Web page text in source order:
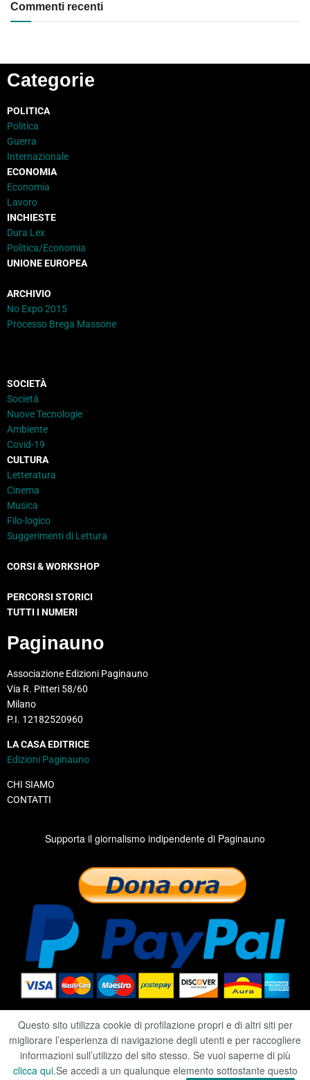
Commenti recenti
Categorie
POLITICA
Politica
Guerra
Internazionale
ECONOMIA
Economia
Lavoro
INCHIESTE
Dura Lex
Politica/Economia
UNIONE EUROPEA
ARCHIVIO
No Expo 2015
Processo Brega Massone
SOCIETÀ
Società
Nuove Tecnologie
Ambiente
Covid-19
CULTURA
Letteratura
Cinema
Musica
Filo-logico
Suggerimenti di Lettura
CORSI & WORKSHOP
PERCORSI STORICI
TUTTI I NUMERI
Paginauno
Associazione Edizioni Paginauno
Via R. Pitteri 58/60
Milano
P.I. 12182520960
LA CASA EDITRICE
Edizioni Paginauno
CHI SIAMO
CONTATTI
Supporta il giornalismo indipendente di Paginauno
2020 ©RIVISTA PAGINAUNO
Questo sito utilizza cookie di profilazione propri e di altri siti per
migliorare l’esperienza di navigazione degli utenti e per raccogliere
informazioni sull’utilizzo del sito stesso. Se vuoi saperne di più
clicca qui.Se accedi a un qualunque elemento sottostante questo